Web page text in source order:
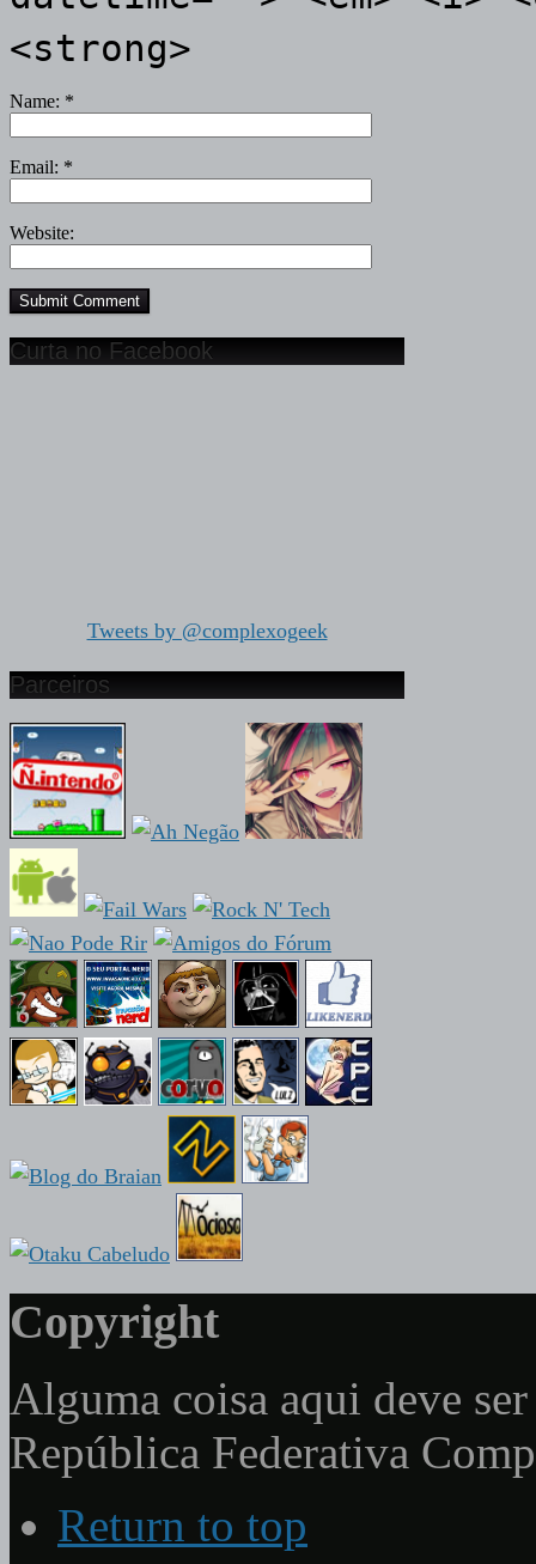
<strong>
Name: *
Email: *
Website:
Curta no Facebook
Tweets by @complexogeek
Parceiros
Copyright
Alguma coisa aqui deve
República Federativa
Return to top